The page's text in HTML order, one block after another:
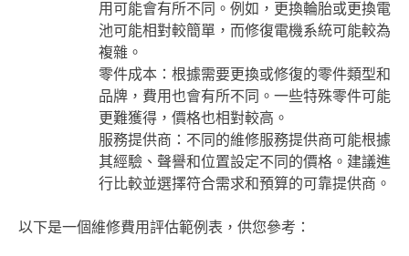
用可能會有所不同。例如，更換輪胎或更換電
池可能相對較簡單，而修復電機系統可能較為
複雜。
零件成本：根據需要更換或修復的零件類型和
品牌，費用也會有所不同。一些特殊零件可能
更難獲得，價格也相對較高。
服務提供商：不同的維修服務提供商可能根據
其經驗、聲譽和位置設定不同的價格。建議進
行比較並選擇符合需求和預算的可靠提供商。
以下是一個維修費用評估範例表，供您參考：